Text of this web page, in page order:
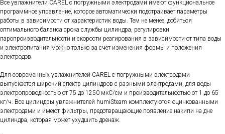
Все увлажнители CAREL с погружными электродами имеют функциональное
программное управление, которое автоматически подстраивает параметры
работы в зависимости от характеристик воды. Тем не менее, добиться
оптимального баланса срока службы цилиндра, регулировки
паропроизводительности и скорости реагирования в зависимости от типа воды
и электропитания можно только за счет изменения формы и положения
электродов.
Для современных увлажнителей CAREL с погружными электродами
выпускается широкий спектр цилиндров с разными электродами, для воды
электропроводностью от 75 до 1250 мкС/см и производительностью от 1 до 65
кг/ч. Все цилиндры увлажнителей humiSteam комплектуются оцинкованными
электродами и имеют фильтры, предотвращающие появление накипи на дне
цилиндра, которая может ухудшить дренаж.